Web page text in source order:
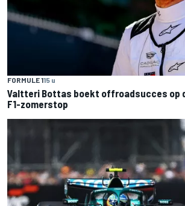
FORMULE 115 u
Valtteri Bottas boekt offroadsucces op
F1-zomerstop